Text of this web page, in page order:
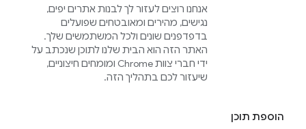
אנחנו רוצים לעזור לך לבנות אתרים יפים,
נגישים, מהירים ומאובטחים שפועלים
בדפדפנים שונים ולכל המשתמשים שלך.
האתר הזה הוא הבית שלנו לתוכן שנכתב על
ידי חברי צוות Chrome ומומחים חיצוניים,
שיעזור לכם בתהליך הזה.
הוספת תוכן